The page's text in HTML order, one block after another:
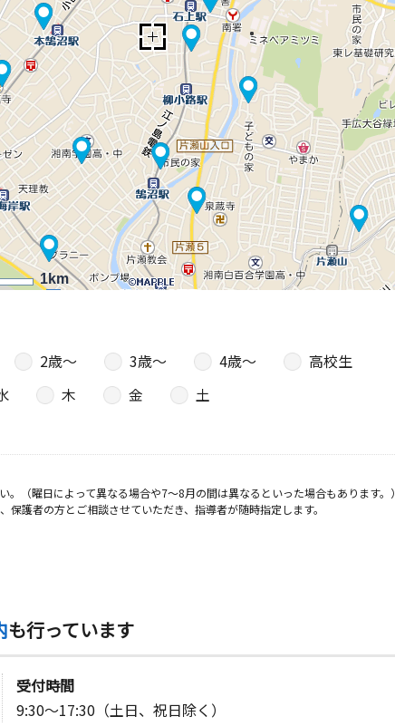
1km
2歳〜 3歳〜 4歳〜
高校生
木 金
土
（曜日によって異なる場合や7～8月の間は異なるといった場合もあります。）
護者の方とご相談させていただき、指導者が随時指定します。
も行っています
受付時間
9:30～17:30（土日、祝日除く）